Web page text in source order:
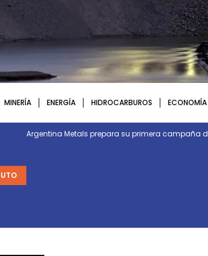
MINERÍA ENERGÍA HIDROCARBUROS ECONOMÍA
Argentina Metals prepara su primera campaña